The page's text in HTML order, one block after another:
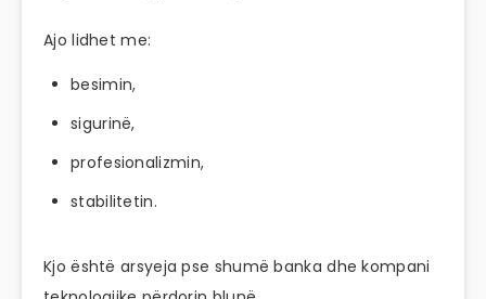
Ajo lidhet me:
besimin,
sigurinë,
profesionalizmin,
stabilitetin.
Kjo është arsyeja pse shumë banka dhe kompani